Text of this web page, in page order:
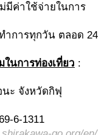
มีค่าใช้จ่ายในการ
ำการทุกวัน ตลอด 24
ในการท่องเที่ยว :
นะ จังหวัดกิฟุ
6-1311